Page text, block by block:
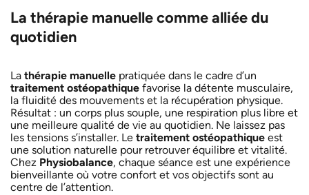
La thérapie manuelle comme alliée du
quotidien
La thérapie manuellepratiquée dans le cadre d’un
traitement ostéopathiquefavorise la détente musculaire,
la fluidité des mouvements et la récupération physique.
Résultat : un corps plus souple, une respiration plus libre et
une meilleure qualité de vie au quotidien. Ne laissez pas
les tensions s’installer. Le traitement ostéopathiqueest
une solution naturelle pour retrouver équilibre et vitalité.
Chez Physiobalance, chaque séance est une expérience
bienveillante où votre confort et vos objectifs sont au
centre de l’attention.